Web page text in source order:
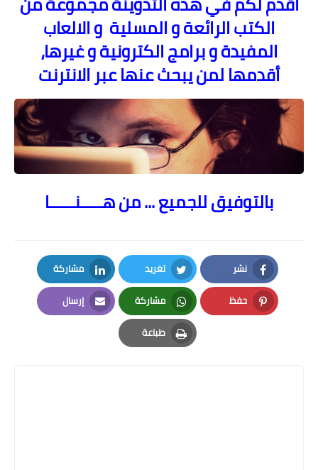
الكتب الرائعة و المسلية و الالعاب
المفيدة و برامج الكترونية و غيرها،
أقدمها لمن يبحث عنها عبر الانترنت
بالتوفيق للجميع ... من هـــــنــــــا
نشر
Facebook
تغريد
Twitter
مشاركة
LinkedIn
حفظ
Pinterest
مشاركة
Whatsapp
إرسال
Email
طباعة
Print